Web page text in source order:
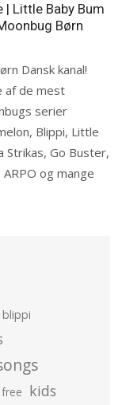
| Little Baby Bum
Børn
Dansk kanal!
af de mest
serier
Blippi, Little
Strikas, Go Buster,
og mange
blippi
free kids